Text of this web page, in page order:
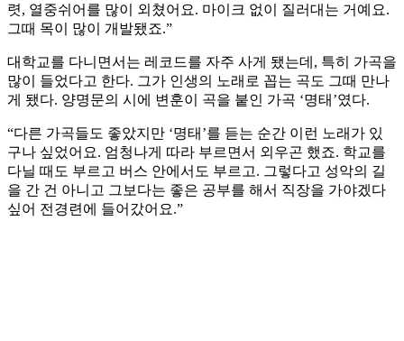
렷, 열중쉬어를 많이 외쳤어요. 마이크 없이 질러대는 거예요.
그때 목이 많이 개발됐죠.”
대학교를 다니면서는 레코드를 자주 사게 됐는데, 특히 가곡을
많이 들었다고 한다. 그가 인생의 노래로 꼽는 곡도 그때 만나
게 됐다. 양명문의 시에 변훈이 곡을 붙인 가곡 ‘명태’였다.
“다른 가곡들도 좋았지만 ‘명태’를 듣는 순간 이런 노래가 있
구나 싶었어요. 엄청나게 따라 부르면서 외우곤 했죠. 학교를
다닐 때도 부르고 버스 안에서도 부르고. 그렇다고 성악의 길
을 간 건 아니고 그보다는 좋은 공부를 해서 직장을 가야겠다
싶어 전경련에 들어갔어요.”